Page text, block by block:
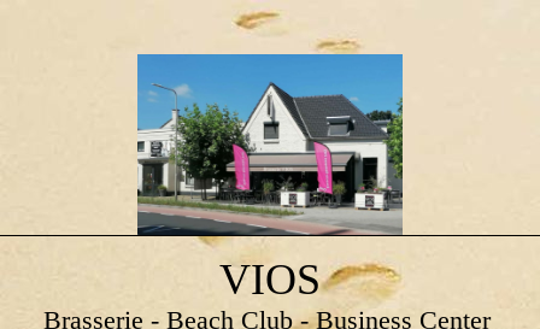
VIOS
Brasserie - Beach Club - Business Center